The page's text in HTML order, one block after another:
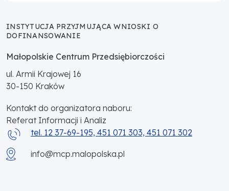
INSTYTUCJA PRZYJMUJĄCA WNIOSKI O
DOFINANSOWANIE
Małopolskie Centrum Przedsiębiorczości
ul. Armii Krajowej 16
30-150 Kraków
Kontakt do organizatora naboru:
Referat Informacji i Analiz
tel. 12 37-69-195, 451 071 303, 451 071 302
info@mcp.malopolska.pl